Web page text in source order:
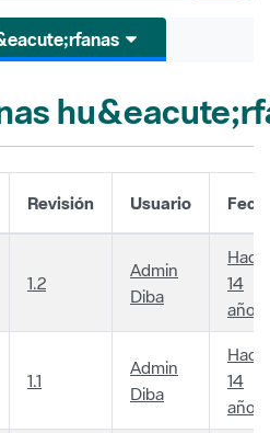
Revisión Usuario
1.2
Admin
Diba
Hace
14
años
1.1
Admin
Diba
Hace
14
años